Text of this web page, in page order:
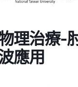
理治療-
應用